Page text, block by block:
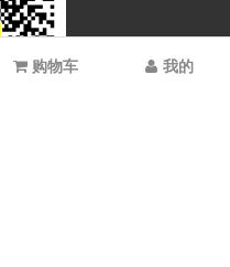
购物车 我的